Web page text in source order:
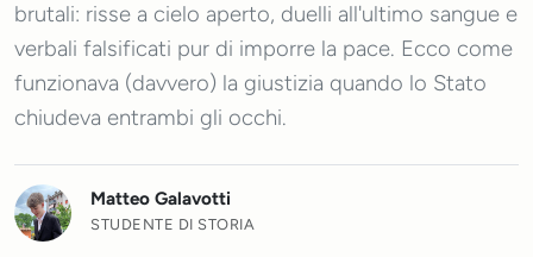
brutali: risse a cielo aperto, duelli all'ultimo sangue e
verbali falsificati pur di imporre la pace. Ecco come
funzionava (davvero) la giustizia quando lo Stato
chiudeva entrambi gli occhi.
Matteo Galavotti
STUDENTE DI STORIA